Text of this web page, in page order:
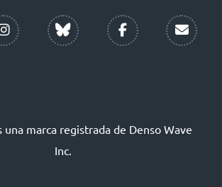
una marca registrada de Denso Wave
Inc.